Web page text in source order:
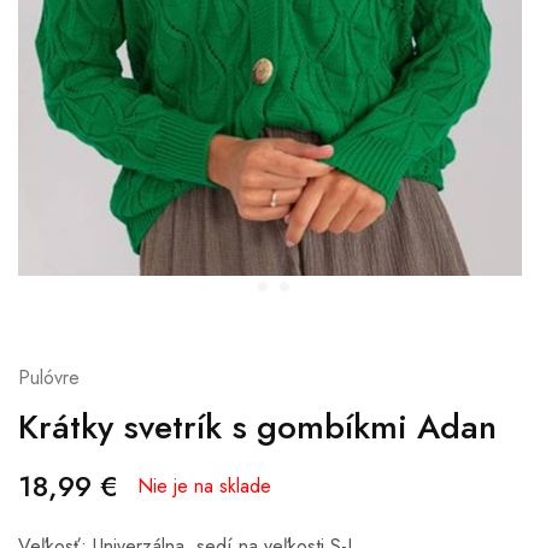
Pulóvre
Krátky svetrík s gombíkmi Adan
18,99 € Nie je na sklade